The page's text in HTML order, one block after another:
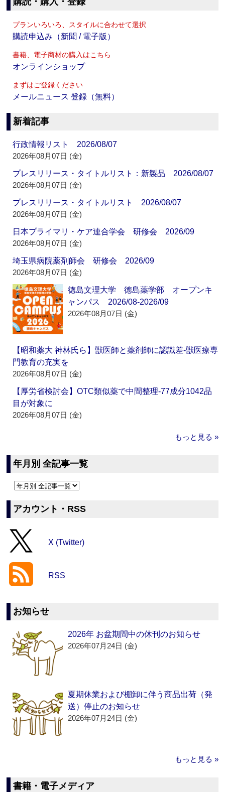
プランいろいろ、スタイルに合わせて選択
購読申込み（新聞 / 電子版）
書籍、電子商材の購入はこちら
オンラインショップ
まずはご登録ください
メールニュース 登録（無料）
新着記事
行政情報リスト 2026/08/07
2026年08月07日 (金)
プレスリリース・タイトルリスト：新製品 2026/08/07
2026年08月07日 (金)
プレスリリース・タイトルリスト 2026/08/07
2026年08月07日 (金)
日本プライマリ・ケア連合学会 研修会 2026/09
2026年08月07日 (金)
埼玉県病院薬剤師会 研修会 2026/09
2026年08月07日 (金)
徳島文理大学 徳島薬学部 オープンキ
ャンパス 2026/08-2026/09
2026年08月07日 (金)
【昭和薬大 神林氏ら】獣医師と薬剤師に認識差‐獣医療専
門教育の充実を
2026年08月07日 (金)
【厚労省検討会】OTC類似薬で中間整理‐77成分1042品
目が対象に
2026年08月07日 (金)
もっと見る »
年月別 全記事一覧
アカウント・RSS
X (Twitter)
RSS
お知らせ
2026年 お盆期間中の休刊のお知らせ
2026年07月24日 (金)
夏期休業および棚卸に伴う商品出荷（発
送）停止のお知らせ
2026年07月24日 (金)
もっと見る »
書籍・電子メディア